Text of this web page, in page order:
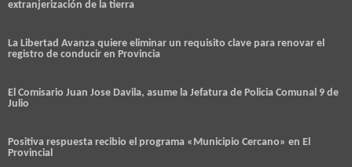
extranjerización de la tierra
La Libertad Avanza quiere eliminar un requisito clave para renovar el
registro de conducir en Provincia
El Comisario Juan Jose Davila, asume la Jefatura de Policia Comunal 9 de
Julio
Positiva respuesta recibio el programa «Municipio Cercano» en El
Provincial